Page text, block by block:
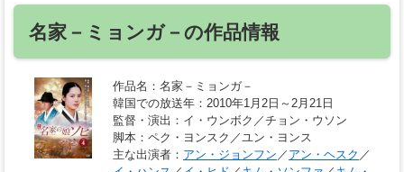
名家－ミョンガ－の作品情報
作品名 ：名家－ミョンガ－
韓国での放送年 ：2010年1月2日～2月21日
監督・演出 ：イ・ウンボク／チョン・ウソン
脚本 ：ペク・ヨンスク／ユン・ヨンス
主な出演者 ： アン・ジョンフン ／ アン・ヘスク ／